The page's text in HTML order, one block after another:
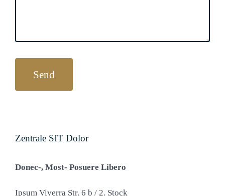
Zentrale SIT Dolor
Donec-, Most- Posuere Libero
Ipsum Viverra Str. 6 b / 2. Stock